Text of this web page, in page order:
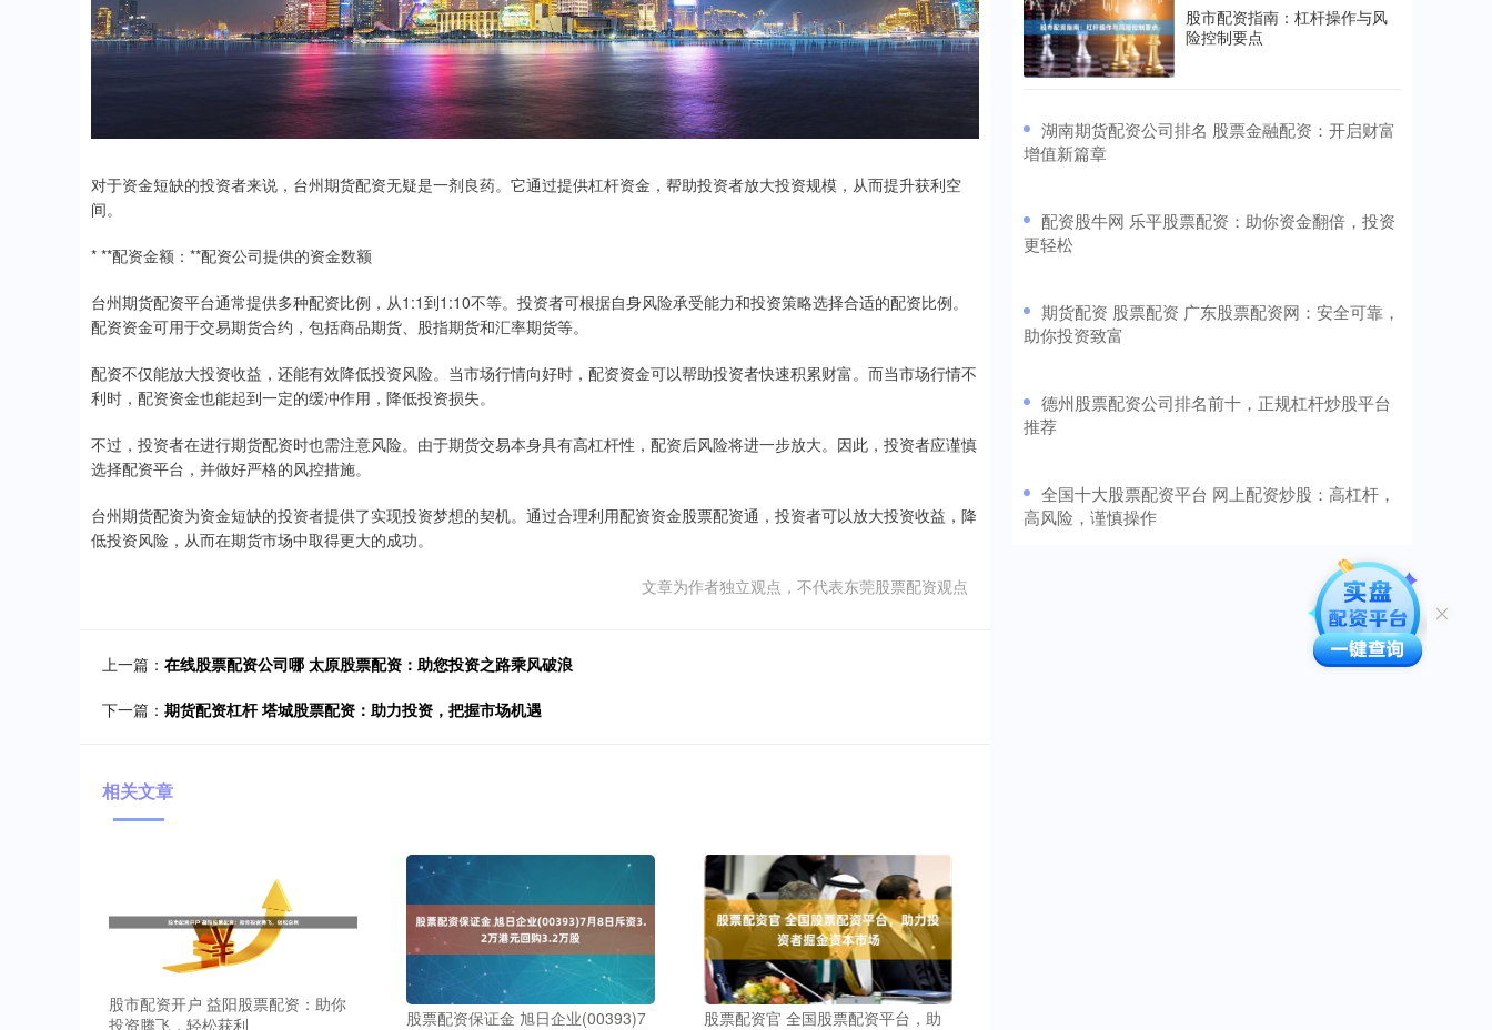
对于资金短缺的投资者来说，台州期货配资无疑是一剂良药。它通过提供杠杆资金，帮助投资者放大投资规模，从而提升获利空
间。
* **配资金额：**配资公司提供的资金数额
台州期货配资平台通常提供多种配资比例，从1:1到1:10不等。投资者可根据自身风险承受能力和投资策略选择合适的配资比例。
配资资金可用于交易期货合约，包括商品期货、股指期货和汇率期货等。
配资不仅能放大投资收益，还能有效降低投资风险。当市场行情向好时，配资资金可以帮助投资者快速积累财富。而当市场行情不
利时，配资资金也能起到一定的缓冲作用，降低投资损失。
不过，投资者在进行期货配资时也需注意风险。由于期货交易本身具有高杠杆性，配资后风险将进一步放大。因此，投资者应谨慎
选择配资平台，并做好严格的风控措施。
台州期货配资为资金短缺的投资者提供了实现投资梦想的契机。通过合理利用配资资金股票配资通，投资者可以放大投资收益，降
低投资风险，从而在期货市场中取得更大的成功。
文章为作者独立观点，不代表东莞股票配资观点
上一篇： 在线股票配资公司哪 太原股票配资：助您投资之路乘风破浪
下一篇： 期货配资杠杆 塔城股票配资：助力投资，把握市场机遇
相关文章
股市配资开户 益阳股票配资：助你
投资腾飞，轻松获利
股票配资保证金 旭日企业(00393)7
股票配资官 全国股票配资平台，助
股市配资指南：杠杆操作与风
险控制要点
​湖南期货配资公司排名 股票金融配资：开启财富
增值新篇章
​配资股牛网 乐平股票配资：助你资金翻倍，投资
更轻松
​期货配资 股票配资 广东股票配资网：安全可靠，
助你投资致富
​德州股票配资公司排名前十，正规杠杆炒股平台
推荐
​全国十大股票配资平台 网上配资炒股：高杠杆，
高风险，谨慎操作